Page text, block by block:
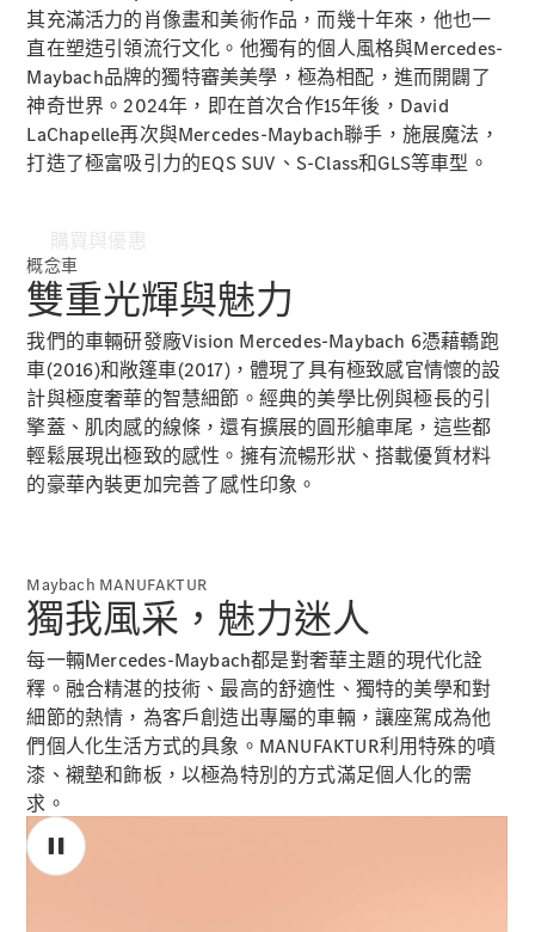
網上銷售平
車隊和商業
客戶
平治認證易
手車
預約試車
購車方案
數碼化產品
和服務
其充滿活力的肖像畫和美術作品，而幾十年來，他也一
直在塑造引領流行文化。他獨有的個人風格與Mercedes-
Maybach品牌的獨特審美美學，極為相配，進而開闢了
神奇世界。2024年，即在首次合作15年後，David
LaChapelle再次與Mercedes-Maybach聯手，施展魔法，
打造了極富吸引力的EQS SUV、S-Class和GLS等車型。
概念車
雙重光輝與魅力
我們的車輛研發廠Vision Mercedes-Maybach 6憑藉轎跑
車(2016)和敞篷車(2017)，體現了具有極致感官情懷的設
計與極度奢華的智慧細節。經典的美學比例與極長的引
擎蓋、肌肉感的線條，還有擴展的圓形艙車尾，這些都
輕鬆展現出極致的感性。擁有流暢形狀、搭載優質材料
的豪華內裝更加完善了感性印象。
Maybach MANUFAKTUR
獨我風采，魅力迷人
每一輛Mercedes-Maybach都是對奢華主題的現代化詮
釋。融合精湛的技術、最高的舒適性、獨特的美學和對
細節的熱情，為客戶創造出專屬的車輛，讓座駕成為他
們個人化生活方式的具象。MANUFAKTUR利用特殊的噴
漆、襯墊和飾板，以極為特別的方式滿足個人化的需
求。